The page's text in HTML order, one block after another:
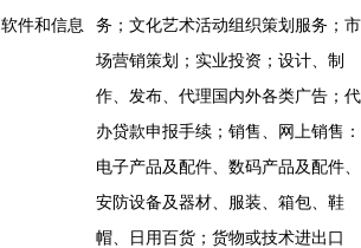
件和信息
务；文化艺术活动组织策划服务；市
场营销策划；实业投资；设计、制
作、发布、代理国内外各类广告；代
办贷款申报手续；销售、网上销售：
电子产品及配件、数码产品及配件、
安防设备及器材、服装、箱包、鞋
帽、日用百货；货物或技术进出口